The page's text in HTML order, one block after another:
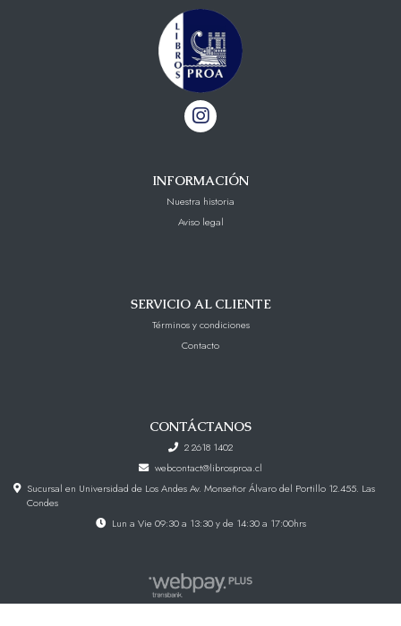
INFORMACIÓN
Nuestra historia
Aviso legal
SERVICIO AL CLIENTE
Términos y condiciones
Contacto
CONTÁCTANOS
2 2618 1402
webcontact@librosproa.cl
Sucursal en Universidad de Los Andes Av. Monseñor Álvaro del Portillo 12.455. Las
Condes
Lun a Vie 09:30 a 13:30 y de 14:30 a 17:00hrs